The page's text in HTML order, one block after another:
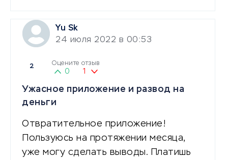
Yu Sk
24 июля 2022 в 00:53
2 Оцените отзыв
0 1
Ужасное приложение и развод на
деньги
Отвратительное приложение!
Пользуюсь на протяжении месяца,
уже могу сделать выводы. Платишь